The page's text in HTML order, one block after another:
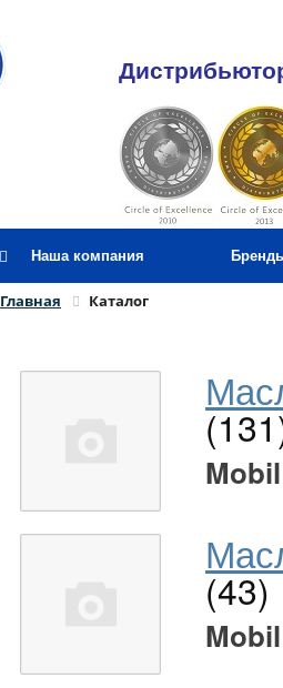
Наша компания
Главная Каталог
Mobil
(43)
Mobil